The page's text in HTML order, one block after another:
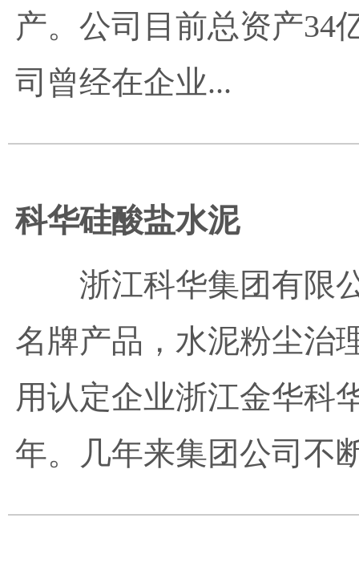
产。公司目前总资产34
司曾经在企业...
科华硅酸盐水泥
浙江科华集团有限
名牌产品，水泥粉尘治
用认定企业浙江金华科
年。几年来集团公司不